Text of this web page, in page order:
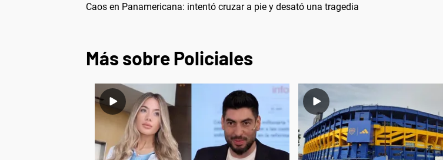
Caos en Panamericana: intentó cruzar a pie y desató una tragedia
Más sobre Policiales